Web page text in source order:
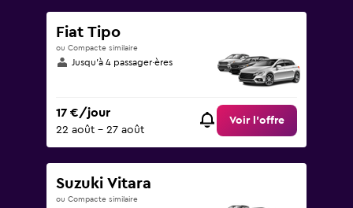
Fiat Tipo
ou Compacte similaire
Jusqu’à 4 passager·ères
17 €/jour
22 août - 27 août
Voir l’offre
Suzuki Vitara
ou Compacte similaire